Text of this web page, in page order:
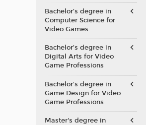
Bachelor’s degree in
Computer Science for
Video Games
Bachelor’s degree in
Digital Arts for Video
Game Professions
Bachelor's degree in
Game Design for Video
Game Professions
Master's degree in